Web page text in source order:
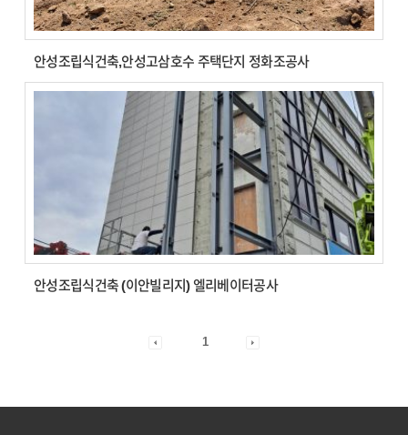
안성조립식건축,안성고삼호수 주택단지 정화조공사
안성조립식건축 (이안빌리지) 엘리베이터공사
1